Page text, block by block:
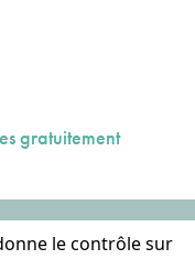
gratuitement
le contrôle sur